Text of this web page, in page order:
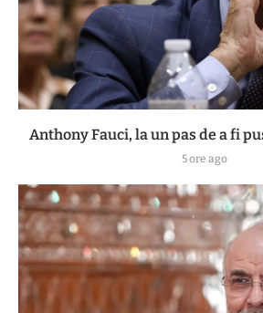
Anthony Fauci, la un pas de a fi
5 ore ago